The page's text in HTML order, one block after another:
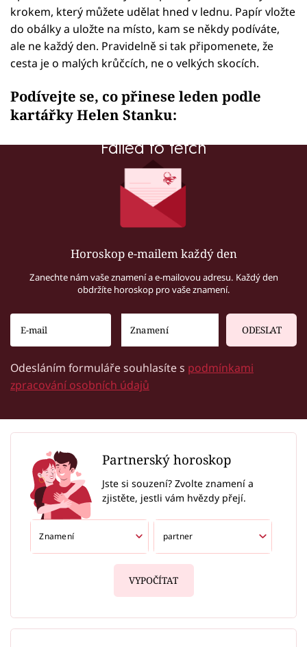
krokem, který můžete udělat hned v lednu. Papír vložte
do obálky a uložte na místo, kam se někdy podíváte,
ale ne každý den. Pravidelně si tak připomenete, že
cesta je o malých krůčcích, ne o velkých skocích.
Podívejte se, co přinese leden podle
kartářky Helen Stanku:
Failed to fetch
Horoskop e-mailem každý den
Zanechte nám vaše znamení a e-mailovou adresu. Každý den
obdržíte horoskop pro vaše znamení.
ODESLAT
Odesláním formuláře souhlasíte s podmínkami
zpracování osobních údajů
Partnerský horoskop
Jste si souzení? Zvolte znamení a
zjistěte, jestli vám hvězdy přejí.
VYPOČÍTAT